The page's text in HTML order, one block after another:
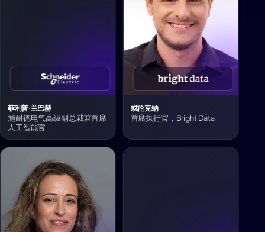
菲利普·兰巴赫
施耐德电气高级副总裁兼首席
人工智能官
或伦克纳
首席执行官，Bright Data